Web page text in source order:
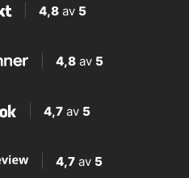
4,8av 5
4,8 av 5
4,7 av 5
4,7 av 5